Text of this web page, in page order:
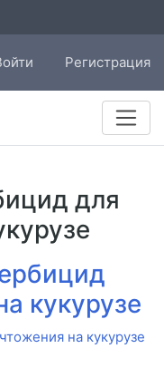
Регистрация
для
кукурузе